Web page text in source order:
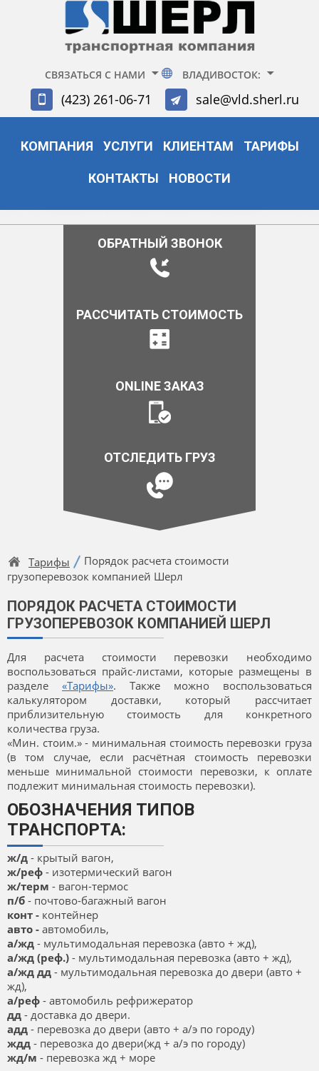
СВЯЗАТЬСЯ С НАМИ ВЛАДИВОСТОК:
(423) 261-06-71 sale@vld.sherl.ru
КОМПАНИЯ УСЛУГИ КЛИЕНТАМ ТАРИФЫ
КОНТАКТЫ НОВОСТИ
ОБРАТНЫЙ ЗВОНОК
РАССЧИТАТЬ СТОИМОСТЬ
ONLINE ЗАКАЗ
ОТСЛЕДИТЬ ГРУЗ
Тарифы
Порядок расчета стоимости
грузоперевозок компанией Шерл
ПОРЯДОК РАСЧЕТА СТОИМОСТИ
ГРУЗОПЕРЕВОЗОК КОМПАНИЕЙ ШЕРЛ
Для расчета стоимости перевозки необходимо
воспользоваться прайс-листами, которые размещены в
разделе «Тарифы». Также можно воспользоваться
калькулятором доставки, который рассчитает
приблизительную стоимость для конкретного
количества груза.
«Мин. стоим.» - минимальная стоимость перевозки груза
(в том случае, если расчётная стоимость перевозки
меньше минимальной стоимости перевозки, к оплате
подлежит минимальная стоимость перевозки).
ОБОЗНАЧЕНИЯ ТИПОВ
ТРАНСПОРТА:
ж/д - крытый вагон,
ж/реф - изотермический вагон
ж/терм - вагон-термос
п/б - почтово-багажный вагон
конт - контейнер
авто - автомобиль,
а/жд - мультимодальная перевозка (авто + жд),
а/жд (реф.) - мультимодальная перевозка (авто + жд),
а/жд дд - мультимодальная перевозка до двери (авто +
жд),
а/реф - автомобиль рефрижератор
дд - доставка до двери.
адд - перевозка до двери (авто + а/э по городу)
ждд - перевозка до двери(жд + а/э по городу)
жд/м - перевозка жд + море